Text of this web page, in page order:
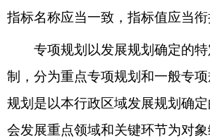
指标名称应当一致，指标值应当衔
专项规划以发展规划确定的特
制，分为重点专项规划和一般专
规划是以本行政区域发展规划确
会发展重点领域和关键环节为对